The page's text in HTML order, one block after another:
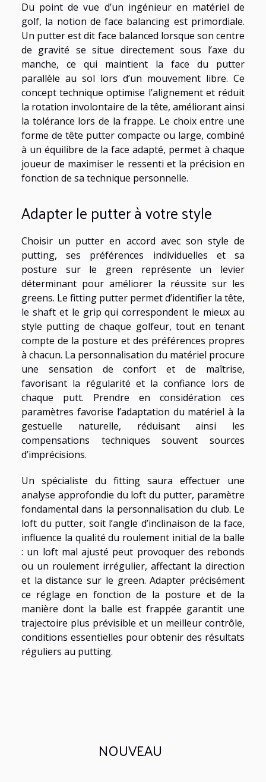
Du point de vue d’un ingénieur en matériel de
golf, la notion de face balancing est primordiale.
Un putter est dit face balanced lorsque son centre
de gravité se situe directement sous l’axe du
manche, ce qui maintient la face du putter
parallèle au sol lors d’un mouvement libre. Ce
concept technique optimise l’alignement et réduit
la rotation involontaire de la tête, améliorant ainsi
la tolérance lors de la frappe. Le choix entre une
forme de tête putter compacte ou large, combiné
à un équilibre de la face adapté, permet à chaque
joueur de maximiser le ressenti et la précision en
fonction de sa technique personnelle.
Adapter le putter à votre style
Choisir un putter en accord avec son style de
putting, ses préférences individuelles et sa
posture sur le green représente un levier
déterminant pour améliorer la réussite sur les
greens. Le fitting putter permet d’identifier la tête,
le shaft et le grip qui correspondent le mieux au
style putting de chaque golfeur, tout en tenant
compte de la posture et des préférences propres
à chacun. La personnalisation du matériel procure
une sensation de confort et de maîtrise,
favorisant la régularité et la confiance lors de
chaque putt. Prendre en considération ces
paramètres favorise l’adaptation du matériel à la
gestuelle naturelle, réduisant ainsi les
compensations techniques souvent sources
d’imprécisions.
Un spécialiste du fitting saura effectuer une
analyse approfondie du loft du putter, paramètre
fondamental dans la personnalisation du club. Le
loft du putter, soit l’angle d’inclinaison de la face,
influence la qualité du roulement initial de la balle
: un loft mal ajusté peut provoquer des rebonds
ou un roulement irrégulier, affectant la direction
et la distance sur le green. Adapter précisément
ce réglage en fonction de la posture et de la
manière dont la balle est frappée garantit une
trajectoire plus prévisible et un meilleur contrôle,
conditions essentielles pour obtenir des résultats
réguliers au putting.
NOUVEAU